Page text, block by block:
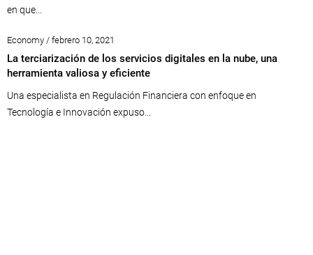
en que...
Economy / febrero 10, 2021
La terciarización de los servicios digitales en la nube, una
herramienta valiosa y eficiente
Una especialista en Regulación Financiera con enfoque en
Tecnología e Innovación expuso...